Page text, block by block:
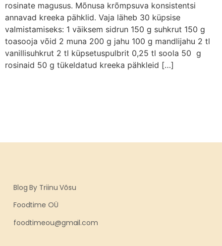
rosinate magusus. Mõnusa krõmpsuva konsistentsi
annavad kreeka pähklid. Vaja läheb 30 küpsise
valmistamiseks: 1 väiksem sidrun 150 g suhkrut 150 g
toasooja võid 2 muna 200 g jahu 100 g mandlijahu 2 tl
vanillisuhkrut 2 tl küpsetuspulbrit 0,25 tl soola 50 g
rosinaid 50 g tükeldatud kreeka pähkleid […]
Blog By Triinu Võsu
Foodtime OÜ
foodtimeou@gmail.com